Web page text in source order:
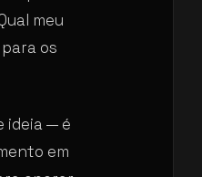
meu
os
ideia — é
em